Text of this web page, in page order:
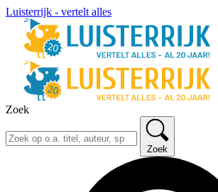
Luisterrijk - vertelt alles
Zoek
Zoek